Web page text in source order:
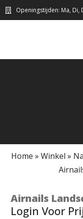
Openingstijden: Ma, Di,
Home » Winkel »
Airnails
Login Voor